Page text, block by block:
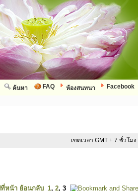
Facebook
ห้องสนทนา
FAQ
ค้นหา
เขตเวลา GMT + 7 ชั่วโมง
หน้า ย้อนกลับ 1, 2, 3